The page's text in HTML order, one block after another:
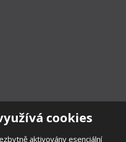
cookies
aktivovány esenciální